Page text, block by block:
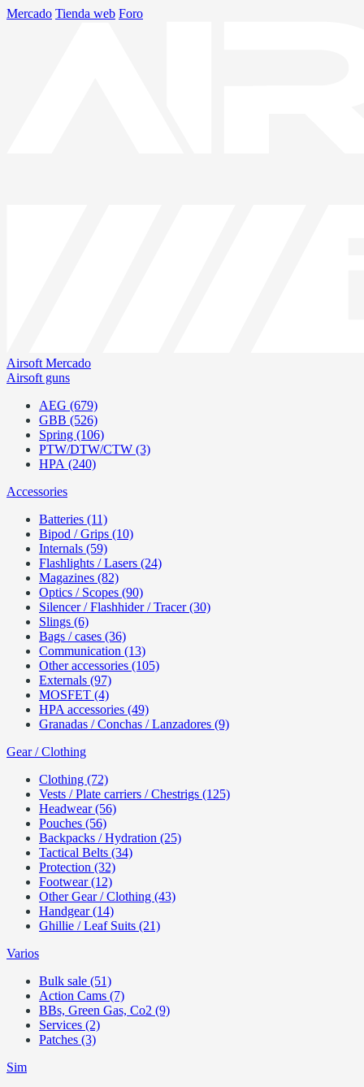
Mercado Tienda web Foro
Airsoft Mercado
Airsoft guns
AEG (679)
GBB (526)
Spring (106)
PTW/DTW/CTW (3)
HPA (240)
Accessories
Batteries (11)
Bipod / Grips (10)
Internals (59)
Flashlights / Lasers (24)
Magazines (82)
Optics / Scopes (90)
Silencer / Flashhider / Tracer (30)
Slings (6)
Bags / cases (36)
Communication (13)
Other accessories (105)
Externals (97)
MOSFET (4)
HPA accessories (49)
Granadas / Conchas / Lanzadores (9)
Gear / Clothing
Clothing (72)
Vests / Plate carriers / Chestrigs (125)
Headwear (56)
Pouches (56)
Backpacks / Hydration (25)
Tactical Belts (34)
Protection (32)
Footwear (12)
Other Gear / Clothing (43)
Handgear (14)
Ghillie / Leaf Suits (21)
Varios
Bulk sale (51)
Action Cams (7)
BBs, Green Gas, Co2 (9)
Services (2)
Patches (3)
Sim